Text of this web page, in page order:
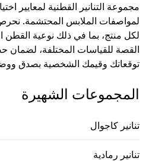
مجموعة التنانير القطنية لمعايير
لمواصفات الملابس المحتشمة.
لكل منتج، بما في ذلك نوعية
القصة للقياسات المختلفة، لضمان
توقعاتك وقيمك الشخصية بصدق
المجموعات الشهيرة
تنانير كاجوال
تنانير رمادية